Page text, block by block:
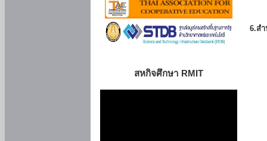
สหกิจศึกษา RMIT
6.ส